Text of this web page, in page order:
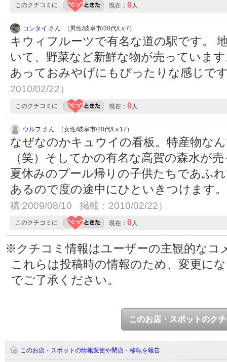
このクチコミに 現在： 0人
コンタイ さん （男性/岐阜市/30代/Lv.7）
キウィフルーツで有名な道の駅です。
いて、野菜など新鮮な物が売っていま
あっておみやげにもぴったりな感じで
2010/02/22）
このクチコミに 現在： 0人
ウルフ さん （女性/岐阜市/20代/Lv.17）
なぜなのかキュウイの看板。特産物な
（笑）そしてかの有名な高賀の森水が
夏休みのプール帰りの子供たちであふ
あるので度の途中にひといきつけます
稿:2009/08/10 掲載：2010/02/22）
このクチコミに 現在： 0人
※クチコミ情報はユーザーの主観的なコ
これらは投稿時の情報のため、変更に
でご了承ください。
このお店・スポットのク
このお店・スポットの情報変更や閉店・移転を報告